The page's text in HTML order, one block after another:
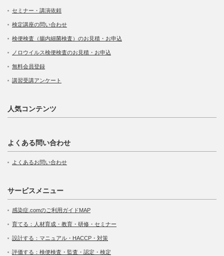
セミナー・講演依頼
検定講座の問い合わせ
検便検査（腸内細菌検査）のお見積・お申込
ノロウイルス検便検査のお見積・お申込
無料会員登録
講習受講アンケート
人気コンテンツ
よくある問い合わせ
よくあるお問い合わせ
サービスメニュー
感染症.comのご利用ガイドMAP
育てる：人材育成・教育・研修・セミナー
設計する：マニュアル・HACCP・対策
評価する：検便検査・監査・認定・検定